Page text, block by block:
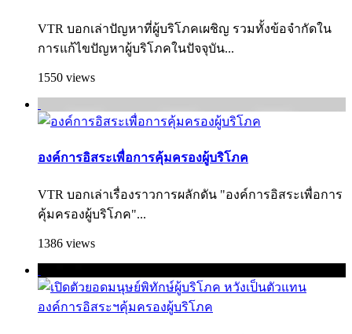
VTR บอกเล่าปัญหาที่ผู้บริโภคเผชิญ รวมทั้งข้อจำกัดใน
การแก้ไขปัญหาผู้บริโภคใ­นปัจจุบัน...
1550 views
องค์การอิสระเพื่อการคุ้มครองผู้บริโภค
VTR บอกเล่าเรื่องราวการผลักดัน "องค์การอิสระเพื่อการ
คุ้มครองผู้บริ­โภค"...
1386 views